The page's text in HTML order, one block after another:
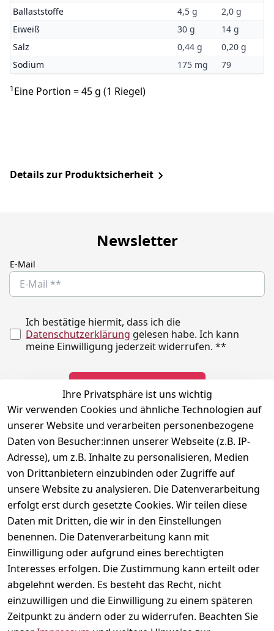
Ballaststoffe
4,5 g
2,0 g
Eiweiß
30 g
14 g
Salz
0,44 g
0,20 g
Sodium
175 mg 79
1Eine Portion = 45 g (1 Riegel)
Details zur Produktsicherheit
Newsletter
E-Mail
Ich bestätige hiermit, dass ich die
Datenschutzerklärung gelesen habe. Ich kann
meine Einwilligung jederzeit widerrufen. **
** markierte Felder sind erforderlich
Ihre Privatsphäre ist uns wichtig
Wir verwenden Cookies und ähnliche Technologien auf
unserer Website und verarbeiten personenbezogene
Daten von Besucher:innen unserer Webseite (z.B. IP-
Adresse), um z.B. Inhalte zu personalisieren, Medien
von Drittanbietern einzubinden oder Zugriffe auf
unsere Website zu analysieren. Die Datenverarbeitung
erfolgt erst durch gesetzte Cookies. Wir teilen diese
Daten mit Dritten, die wir in den Einstellungen
benennen. Die Datenverarbeitung kann mit
Einwilligung oder aufgrund eines berechtigten
Interesses erfolgen. Die Zustimmung kann erteilt oder
abgelehnt werden. Es besteht das Recht, nicht
einzuwilligen und die Einwilligung zu einem späteren
Zeitpunkt zu ändern oder zu widerrufen. Beachten Sie
Rechtliches
Impressum
Datenschutzerklär
ung
Widerrufsrecht
Versand &
Zahlung
Kontakt
Kontakt
Telefonische
Unterstützung
und Beratung
unter:
040 180
678 99
Mo-Fr: 10:00 -
16:00 Uhr
Schnackenburga
Social
Instagram